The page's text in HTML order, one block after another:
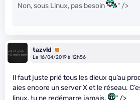
Non, sous Linux, pas besoin " />
tazvld
Premium
Le 16/04/2019 à 12h56
Il faut juste prié tous les dieux qu’au
aies encore un server X et le réseau.